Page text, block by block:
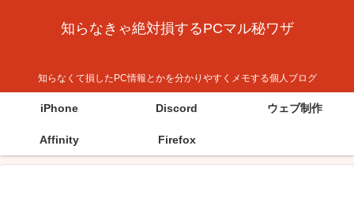
知らなきゃ絶対損するPCマル秘ワザ
知らなくて損したPC情報とかを分かりやすくメモする個人ブログ
iPhone Discord ウェブ制作
Affinity Firefox